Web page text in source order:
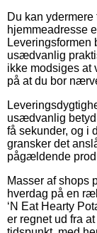
Du kan
hjemmeadresse
Leveringsformen
usædvanlig
ikke modsiges at
på at du bor
usædvanlig
få sekunder, og i
gransker det
pågældende
Masser af shops
hverdag på en
‘N Eat Hearty
er regnet ud fra